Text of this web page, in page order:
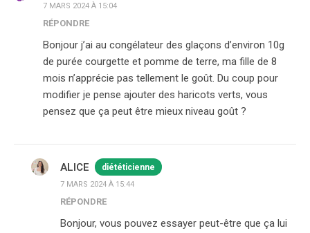
7 MARS 2024 À 15:04
RÉPONDRE
Bonjour j’ai au congélateur des glaçons d’environ 10g
de purée courgette et pomme de terre, ma fille de 8
mois n’apprécie pas tellement le goût. Du coup pour
modifier je pense ajouter des haricots verts, vous
pensez que ça peut être mieux niveau goût ?
ALICE diététicienne
7 MARS 2024 À 15:44
RÉPONDRE
Bonjour, vous pouvez essayer peut-être que ça lui